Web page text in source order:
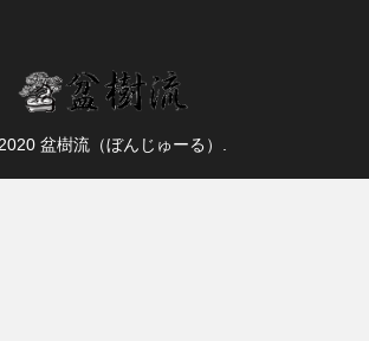
盆樹流（ぼんじゅーる）.